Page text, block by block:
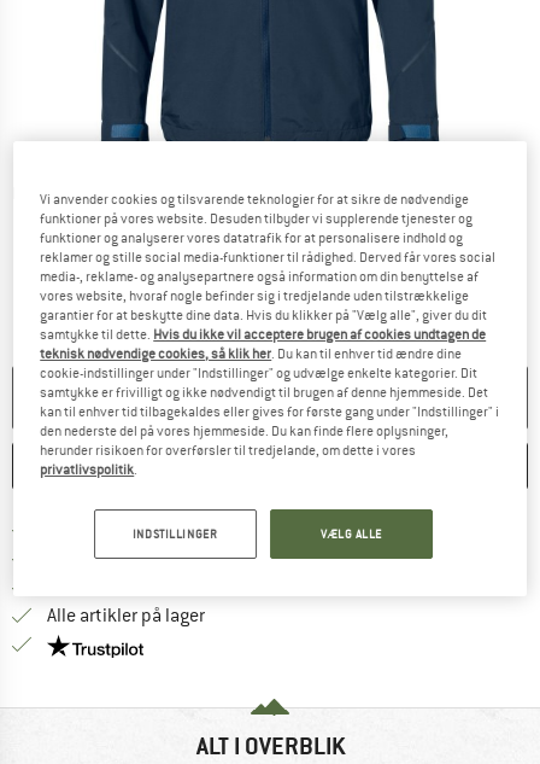
Detaljevisning
PRODUKTET KAN IKKE LÆNGERE LEVERES
HUSKE
Portofri fra 69 € (DK)Find oplysninger om forsendelse her!
100 dages returretGå til returretten her Åbnes i en infoboks
Alle artikler på lager
Vi er Trustpilot-certificeret - oplysningerne får du
ALT I OVERBLIK
Vi anvender cookies og tilsvarende teknologier for at sikre de nødvendige
funktioner på vores website. Desuden tilbyder vi supplerende tjenester og
funktioner og analyserer vores datatrafik for at personalisere indhold og
reklamer og stille social media-funktioner til rådighed. Derved får vores social
media-, reklame- og analysepartnere også information om din benyttelse af
vores website, hvoraf nogle befinder sig i tredjelande uden tilstrækkelige
garantier for at beskytte dine data. Hvis du klikker på "Vælg alle", giver du dit
samtykke til dette. Hvis du ikke vil acceptere brugen af cookies undtagen de
teknisk nødvendige cookies, så klik her . Du kan til enhver tid ændre dine
cookie-indstillinger under "Indstillinger" og udvælge enkelte kategorier. Dit
samtykke er frivilligt og ikke nødvendigt til brugen af denne hjemmeside. Det
kan til enhver tid tilbagekaldes eller gives for første gang under "Indstillinger" i
den nederste del på vores hjemmeside. Du kan finde flere oplysninger,
herunder risikoen for overførsler til tredjelande, om dette i vores
privatlivspolitik
INDSTILLINGER VÆLG ALLE